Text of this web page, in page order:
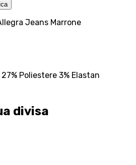
Jeans Marrone
Poliestere 3% Elastan
divisa